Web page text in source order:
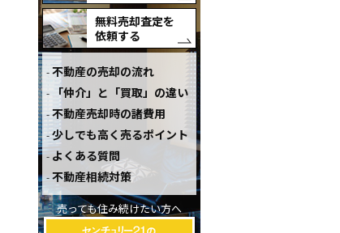
無料売却査定を
依頼する
不動産の売却の流れ
「仲介」と「買取」の違い
不動産売却時の諸費用
少しでも高く売るポイント
よくある質問
不動産相続対策
売っても住み続けたい方へ